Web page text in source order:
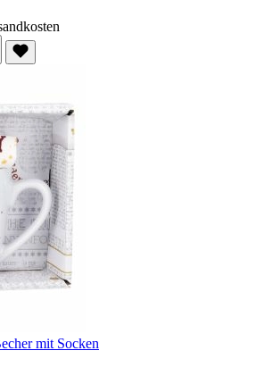
mit Socken